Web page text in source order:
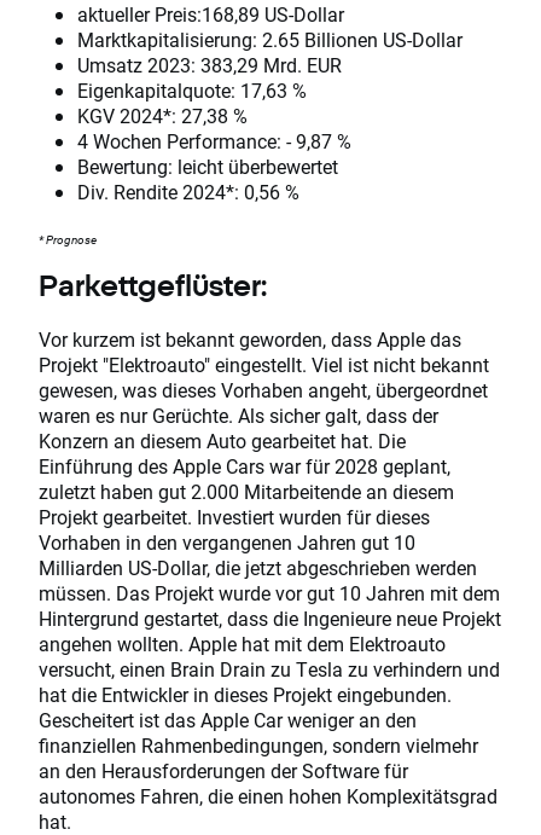
aktueller Preis:168,89 US-Dollar
Marktkapitalisierung: 2.65 Billionen US-Dollar
Umsatz 2023: 383,29 Mrd. EUR
Eigenkapitalquote: 17,63 %
KGV 2024*: 27,38 %
4 Wochen Performance: - 9,87 %
Bewertung: leicht überbewertet
Div. Rendite 2024*: 0,56 %
* Prognose
Parkettgeflüster:
Vor kurzem ist bekannt geworden, dass Apple das
Projekt "Elektroauto" eingestellt. Viel ist nicht bekannt
gewesen, was dieses Vorhaben angeht, übergeordnet
waren es nur Gerüchte. Als sicher galt, dass der
Konzern an diesem Auto gearbeitet hat. Die
Einführung des Apple Cars war für 2028 geplant,
zuletzt haben gut 2.000 Mitarbeitende an diesem
Projekt gearbeitet. Investiert wurden für dieses
Vorhaben in den vergangenen Jahren gut 10
Milliarden US-Dollar, die jetzt abgeschrieben werden
müssen. Das Projekt wurde vor gut 10 Jahren mit dem
Hintergrund gestartet, dass die Ingenieure neue Projekt
angehen wollten. Apple hat mit dem Elektroauto
versucht, einen Brain Drain zu Tesla zu verhindern und
hat die Entwickler in dieses Projekt eingebunden.
Gescheitert ist das Apple Car weniger an den
finanziellen Rahmenbedingungen, sondern vielmehr
an den Herausforderungen der Software für
autonomes Fahren, die einen hohen Komplexitätsgrad
hat.